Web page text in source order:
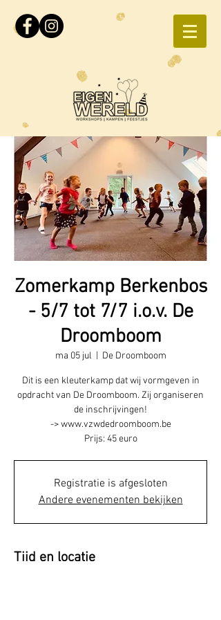
Zomerkamp Berkenbos
- 5/7 tot 7/7 i.o.v. De
Droomboom
ma 05 jul De Droomboom
Dit is een kleuterkamp dat wij vormgeven in
opdracht van De Droomboom. Zij organiseren
de inschrijvingen!
-> www.vzwdedroomboom.be
Prijs: 45 euro
Registratie is afgesloten
Andere evenementen bekijken
Tijd en locatie